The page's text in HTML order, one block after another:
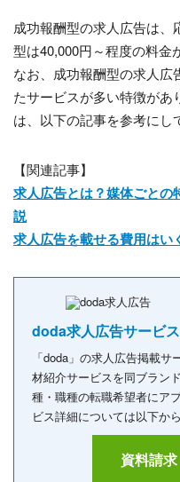
成功報酬型の求人広告は、
型は40,000円～程度の料金
なお、成功報酬型の求人広
たサービスが多い特徴が
は、以下の記事を参考にし
【関連記事】
求人広告とは？媒体ごとの
説
求人広告を載せる費用はい
doda求人広告サービ
「doda」の求人広告掲載
材紹介サービスを同ブラン
種・職種の転職希望者にア
ビス詳細については以下か
資料請